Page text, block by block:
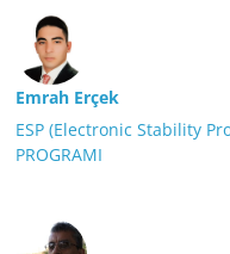
Emrah Erçek
ESP (Electronic Stability
PROGRAMI